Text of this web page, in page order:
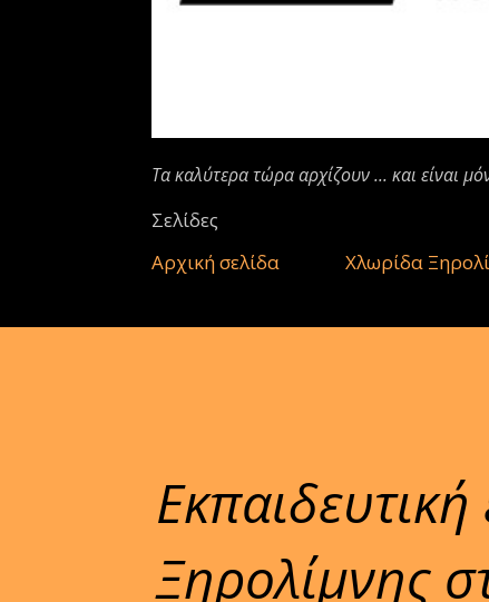
Τα καλύτερα τώρα αρχίζουν ... και είναι
Σελίδες
Αρχική σελίδα
Χλωρίδα
Ξηρολίμνης